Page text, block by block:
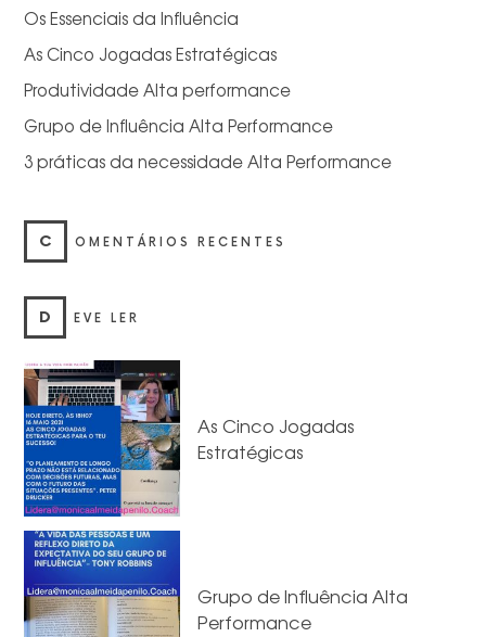
Os Essenciais da Influência
As Cinco Jogadas Estratégicas
Produtividade Alta performance
Grupo de Influência Alta Performance
3 práticas da necessidade Alta Performance
C OMENTÁRIOS RECENTES
D EVE LER
As Cinco Jogadas
Estratégicas
Grupo de Influência Alta
Performance